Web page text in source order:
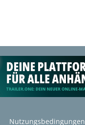
Nutzungsbedingungen